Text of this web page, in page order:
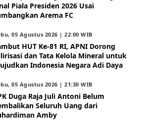
Piala Presiden 2026 Usai
Arema FC
05 Agustus 2026 | 22:00 WIB
HUT Ke-81 RI, APNI Dorong
dan Tata Kelola Mineral untuk
Indonesia Negara Adi Daya
05 Agustus 2026 | 21:30 WIB
Duga Raja Juli Antoni Belum
Seluruh Uang dari
Amby